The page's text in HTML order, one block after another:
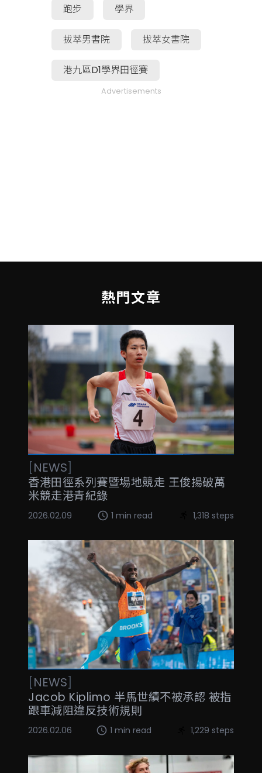
跑步 學界
拔萃男書院 拔萃女書院
港九區D1學界田徑賽
Advertisements
熱門文章
[NEWS]
香港田徑系列賽暨場地競走 王俊揚破萬
米競走港青紀錄
2026.02.09 1 min read 1,318 steps
[NEWS]
Jacob Kiplimo 半馬世績不被承認 被指
跟車減阻違反技術規則
2026.02.06 1 min read 1,229 steps